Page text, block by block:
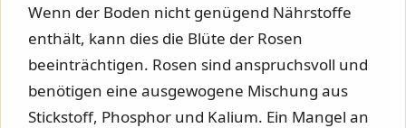
Wenn der Boden nicht genügend Nährstoffe
enthält, kann dies die Blüte der Rosen
beeinträchtigen. Rosen sind anspruchsvoll und
benötigen eine ausgewogene Mischung aus
Stickstoff, Phosphor und Kalium. Ein Mangel an